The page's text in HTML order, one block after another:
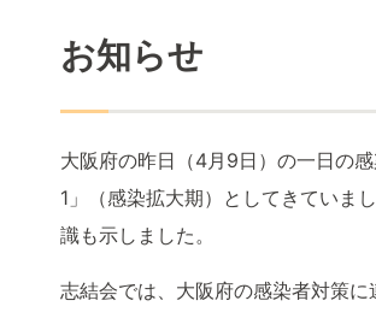
お知らせ
大阪府の昨日（4月9日）の一日の
1」（感染拡大期）としてきていま
識も示しました。
志結会では、大阪府の感染者対策に